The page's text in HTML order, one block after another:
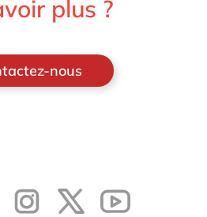
plus ?
nous